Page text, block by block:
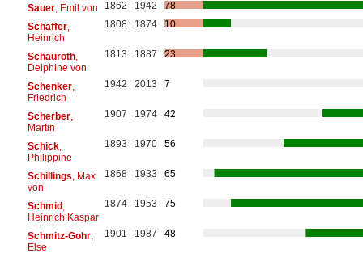
Sauer, Emil von 1862 1942
78
Schäffer,
Heinrich
1808 1874 10
Schauroth,
Delphine von
1813 1887 23
Schenker,
Friedrich
1942 2013 7
Scherber,
Martin
1907 1974 42
Schick,
Philippine
1893 1970 56
Schillings, Max
von
1868 1933 65
Schmid,
Heinrich Kaspar
1874 1953 75
Schmitz-Gohr,
Else
1901 1987 48